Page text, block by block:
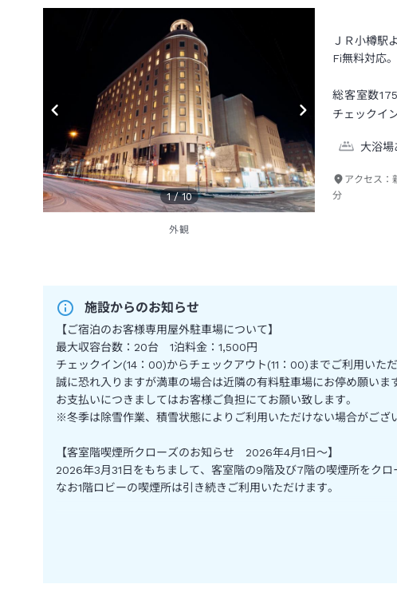
1 /10
外観
ＪＲ小樽駅
Fi無料対応。
総客室数175
チェックイ
大浴場
アクセス：
分
施設からのお知らせ
【ご宿泊のお客様専用屋外駐車場について】
最大収容台数：20台 1泊料金：1,500円
チェックイン(14：00)からチェックアウト(11：00)までご利用いただ
誠に恐れ入りますが満車の場合は近隣の有料駐車場にお停め願いま
お支払いにつきましてはお客様ご負担にてお願い致します。
※冬季は除雪作業、積雪状態によりご利用いただけない場合がござ
【客室階喫煙所クローズのお知らせ 2026年4月1日～】
2026年3月31日をもちまして、客室階の9階及び7階の喫煙所をクロ
なお1階ロビーの喫煙所は引き続きご利用いただけます。